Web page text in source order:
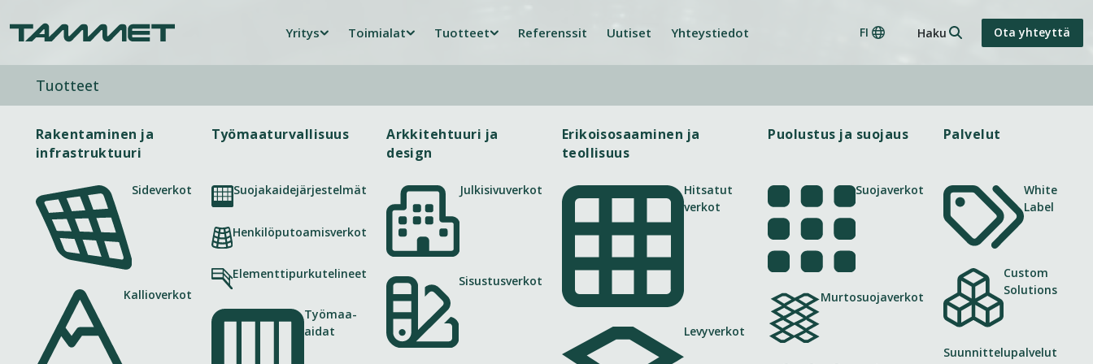
Yritys
Toimialat Tuotteet
Tuotteet
Rakentaminen ja
infrastruktuuri
Sideverkot
Kallioverkot
Työmaaturvallisuus
Suojakaidejärjestelmät
Henkilöputoamisverkot
Elementtipurkutelineet
Työmaa-
aidat
Arkkitehtuuri ja
design
Julkisivuverkot
Sisustusverkot
Erikoisosaaminen ja
teollisuus
Hitsatut
verkot
Levyverkot
Puolustus ja suojaus
Suojaverkot
Murtosuojaverkot
Palvelut
White
Label
Custom
Solutions
Suunnittelupalvelut
Referenssit Uutiset Yhteystiedot Search this site Ota yhteyttä
FI
Languages